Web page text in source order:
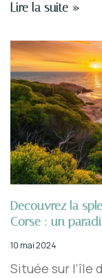
Lire la suite »
Decouvrez la
Corse : un
10 mai 2024
Située sur l’île